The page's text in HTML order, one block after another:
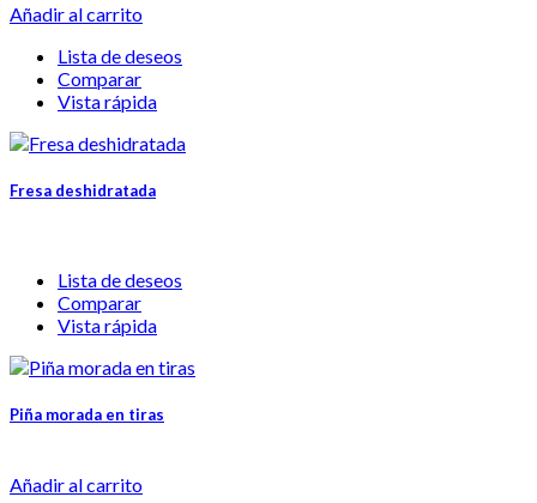
Añadir al carrito
Lista de deseos
Comparar
Vista rápida
Fresa deshidratada
Lista de deseos
Comparar
Vista rápida
Piña morada en tiras
Añadir al carrito